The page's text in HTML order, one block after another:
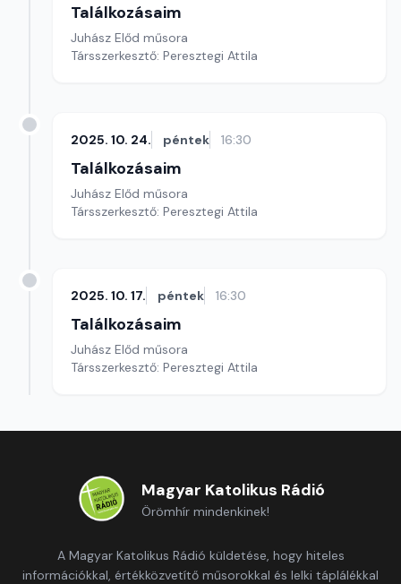
Találkozásaim
Juhász Előd műsora
Társszerkesztő: Peresztegi Attila
2025. 10. 24. péntek 16:30
Találkozásaim
Juhász Előd műsora
Társszerkesztő: Peresztegi Attila
2025. 10. 17. péntek 16:30
Találkozásaim
Juhász Előd műsora
Társszerkesztő: Peresztegi Attila
Magyar Katolikus Rádió
Örömhír mindenkinek!
A Magyar Katolikus Rádió küldetése, hogy hiteles
információkkal, értékközvetítő műsorokkal és lelki táplálékkal